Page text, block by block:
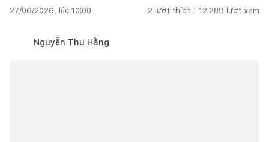
27/06/2026, lúc 10:00 2 lượt thích | 12.289 lượt xem
Nguyễn Thu Hằng